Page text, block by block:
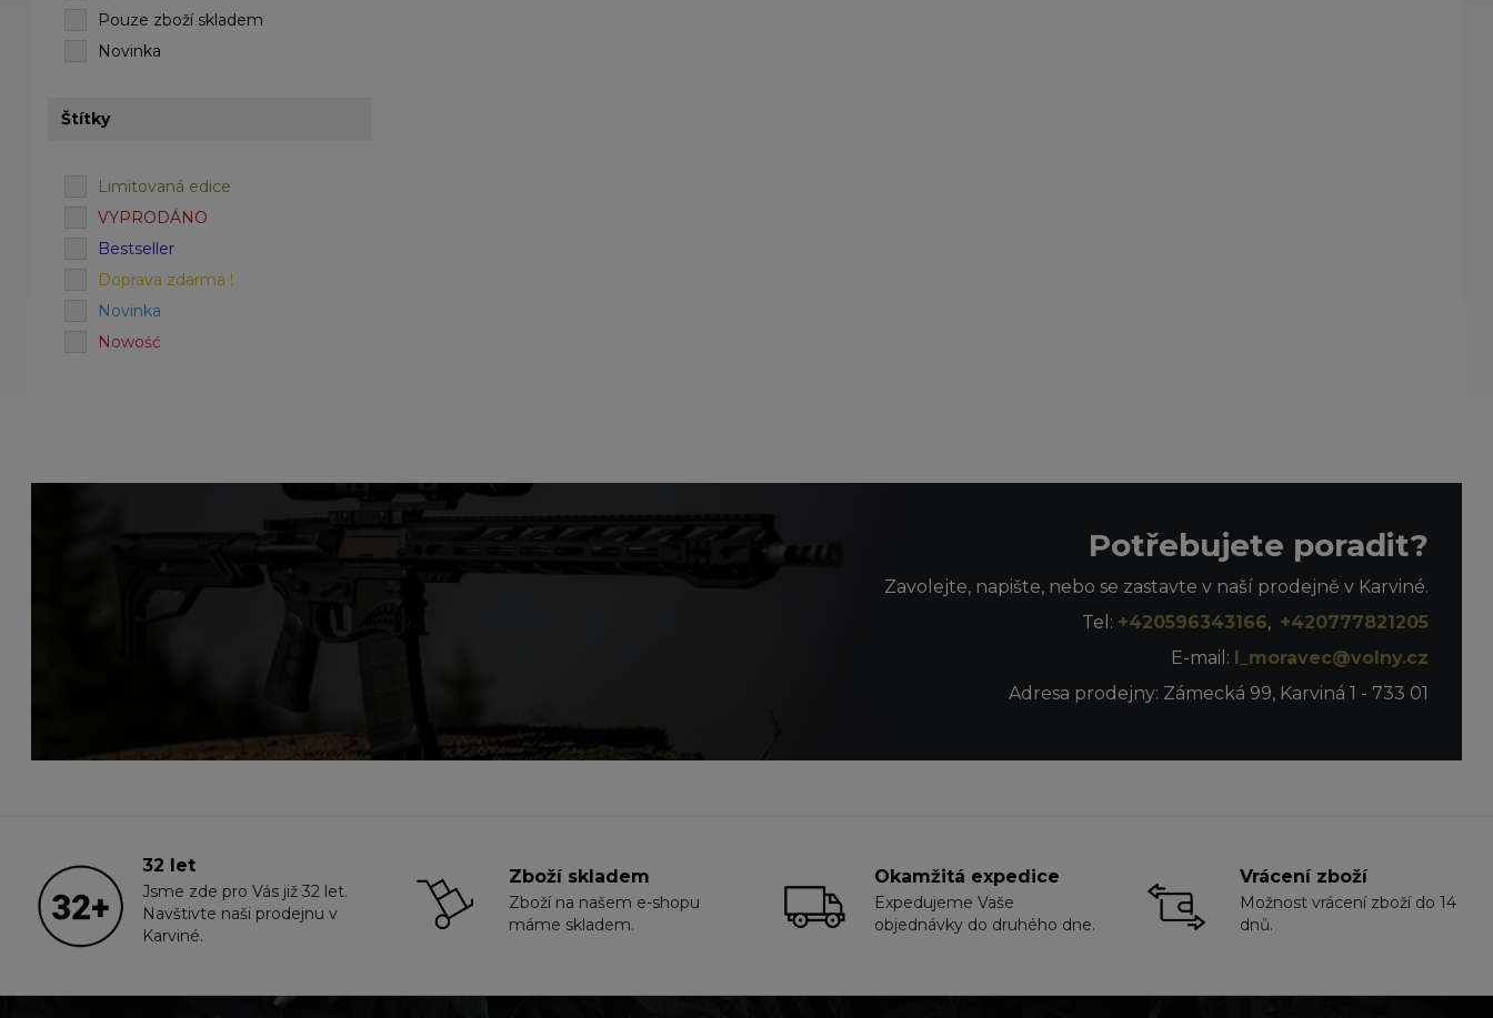
Pouze zboží skladem
Novinka
Štítky
Limitovaná edice
VYPRODÁNO
Bestseller
Doprava zdarma !
Novinka
Nowość
Potřebujete poradit?
Zavolejte, napište, nebo se zastavte v naší prodejně v Karviné.
Tel: +420596343166, +420777821205
E-mail: l_moravec@volny.cz
Adresa prodejny: Zámecká 99, Karviná 1 - 733 01
32 let
Jsme zde pro Vás již 32 let.
Navštivte naši prodejnu v
Karviné.
Zboží skladem
Zboží na našem e-shopu
máme skladem.
Okamžitá expedice
Expedujeme Vaše
objednávky do druhého dne.
Vrácení zboží
Možnost vrácení zboží do 14
dnů.